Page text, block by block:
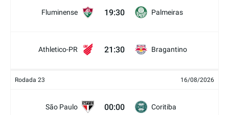
Fluminense 19:30 Palmeiras
Athletico-PR 21:30 Bragantino
Rodada 23 16/08/2026
São Paulo 00:00 Coritiba